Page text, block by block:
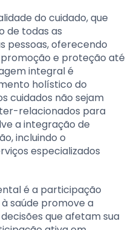
do cuidado, que
de todas as
pessoas, oferecendo
e proteção até
integral é
holístico do
cuidados não sejam
relacionados para
a integração de
incluindo o
especializados
é a participação
saúde promove a
que afetam sua